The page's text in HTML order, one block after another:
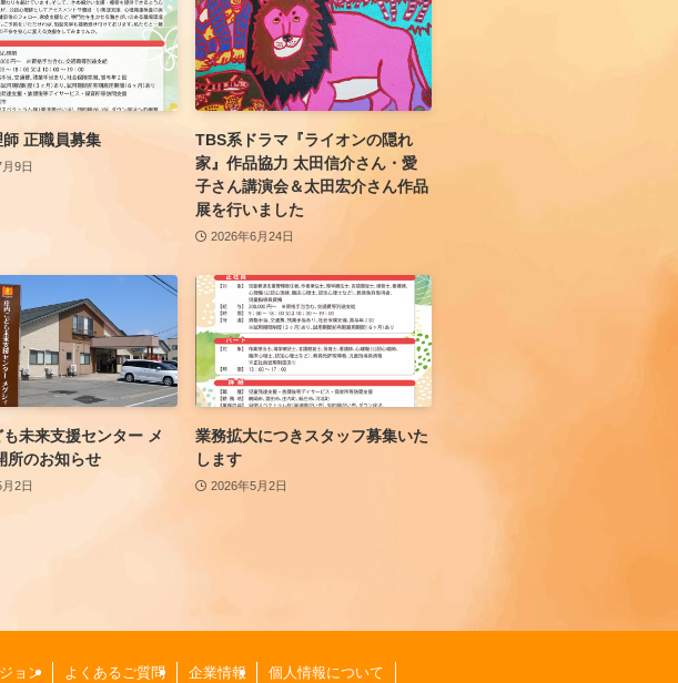
正職員募集
9日
TBS系ドラマ『ライオンの隠れ
家』作品協力 太田信介さん・愛
子さん講演会＆太田宏介さん作品
展を行いました
2026年6月24日
未来支援センター メ
所のお知らせ
2日
業務拡大につきスタッフ募集いた
します
2026年5月2日
ョン よくあるご質問 企業情報 個人情報について